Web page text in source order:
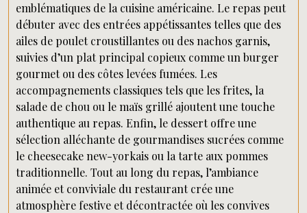
emblématiques de la cuisine américaine. Le repas peut
débuter avec des entrées appétissantes telles que des
ailes de poulet croustillantes ou des nachos garnis,
suivies d’un plat principal copieux comme un burger
gourmet ou des côtes levées fumées. Les
accompagnements classiques tels que les frites, la
salade de chou ou le maïs grillé ajoutent une touche
authentique au repas. Enfin, le dessert offre une
sélection alléchante de gourmandises sucrées comme
le cheesecake new-yorkais ou la tarte aux pommes
traditionnelle. Tout au long du repas, l’ambiance
animée et conviviale du restaurant crée une
atmosphère festive et décontractée où les convives